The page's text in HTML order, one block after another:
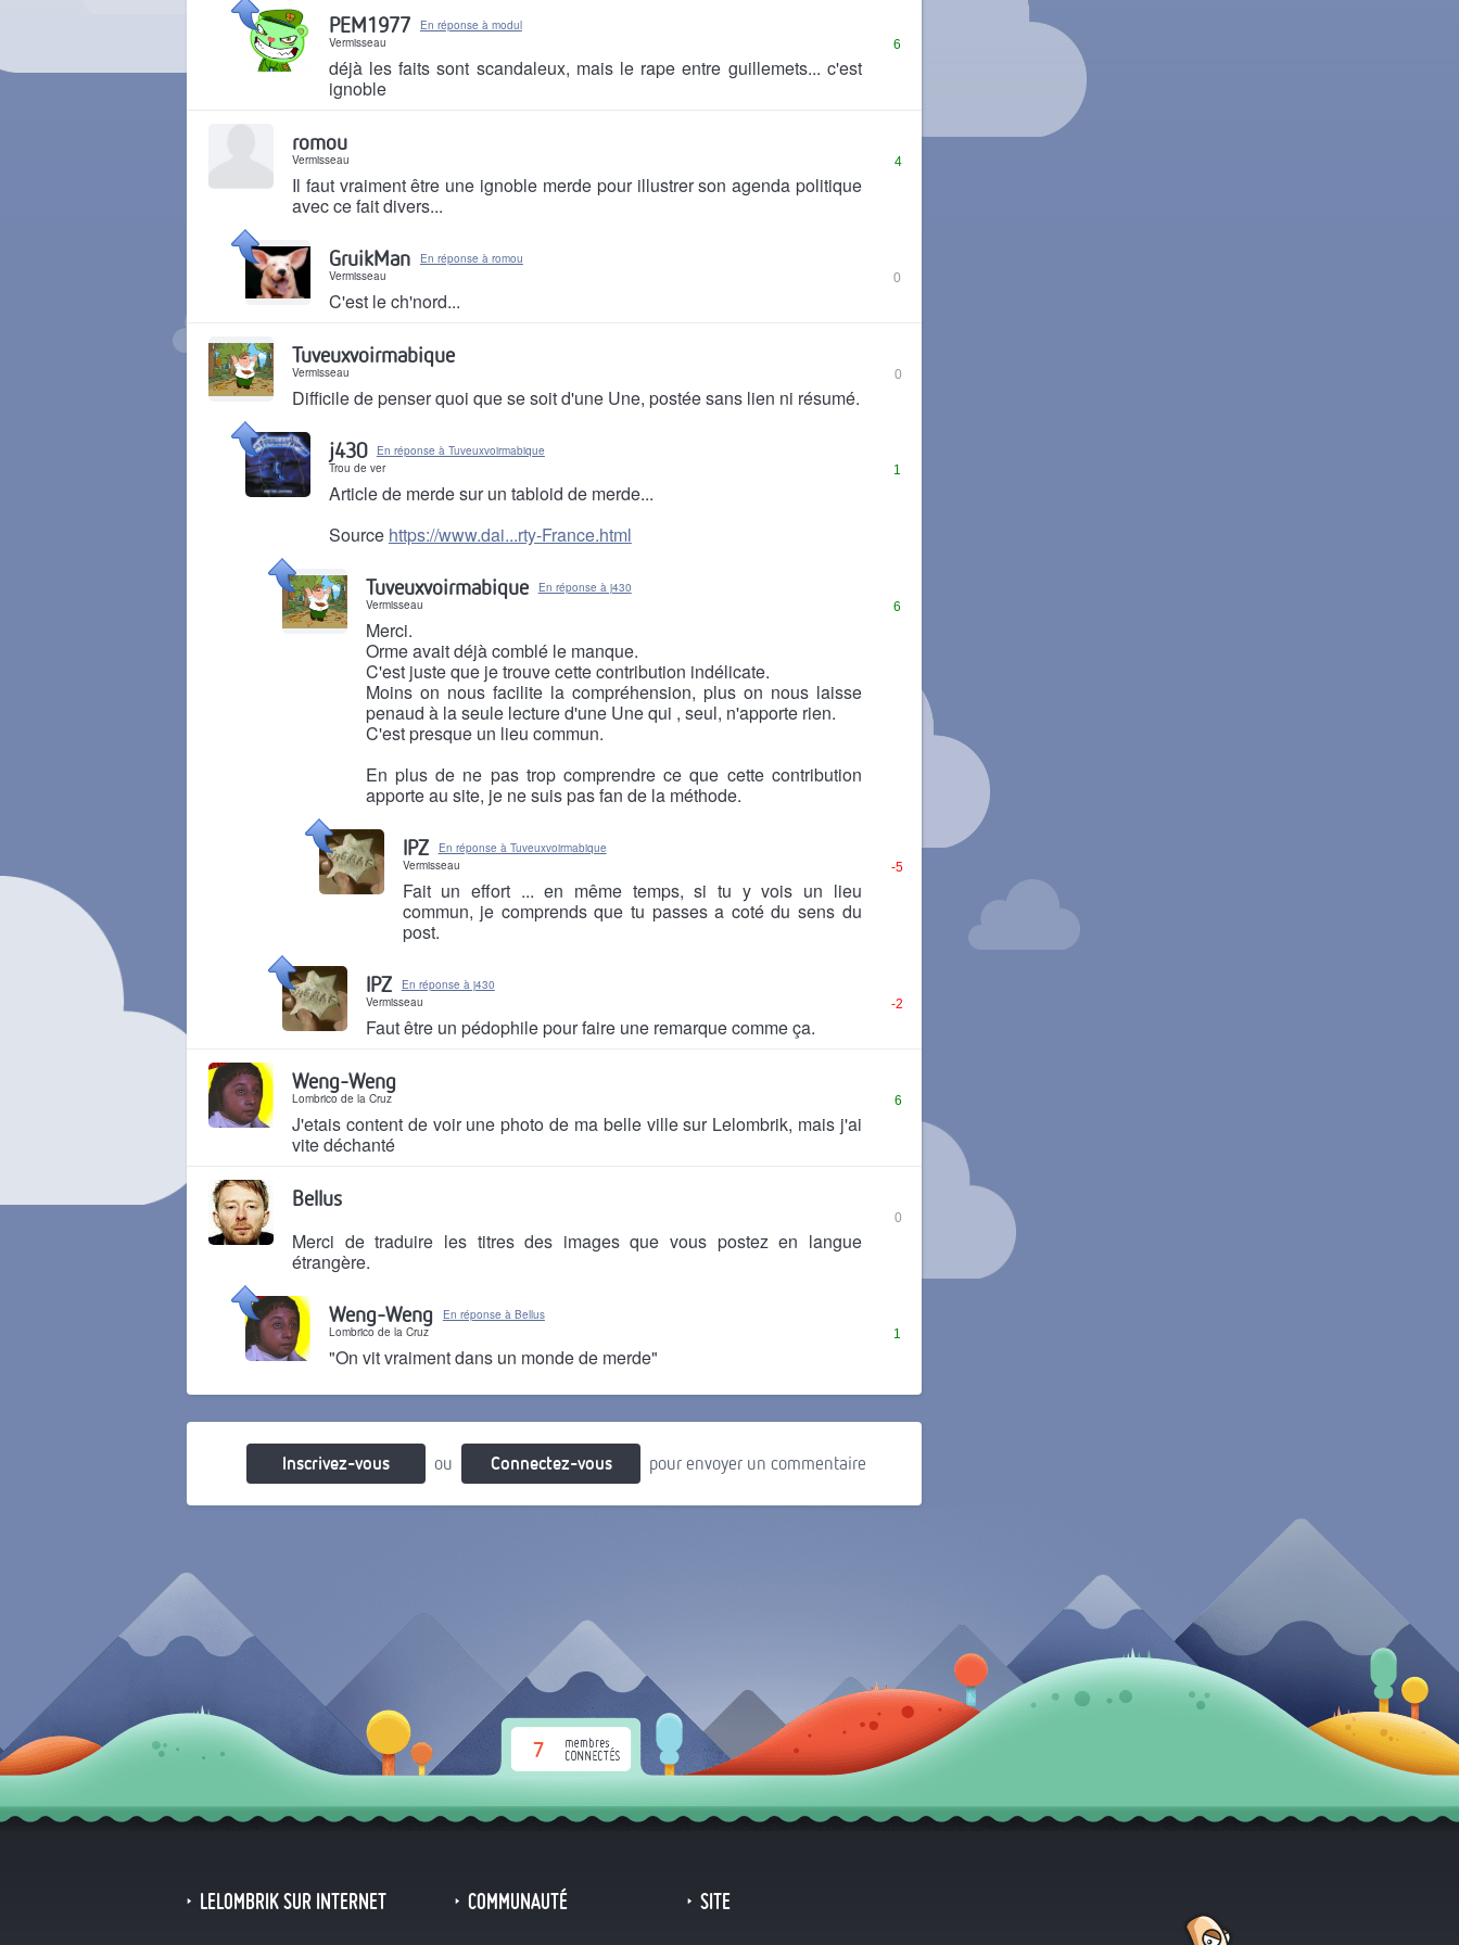
Il y a 7 mois
6
PEM1977
En réponse à modul
Vermisseau
déjà les faits sont scandaleux, mais le rape entre guillemets... c'est
ignoble
4
romou
Vermisseau
Il faut vraiment être une ignoble merde pour illustrer son agenda politique
avec ce fait divers...
Il y a 7 mois
0
GruikMan
En réponse à romou
Vermisseau
C'est le ch'nord...
0
Tuveuxvoirmabique
Vermisseau
Difficile de penser quoi que se soit d'une Une, postée sans lien ni résumé.
Il y a 7 mois
1
j430
En réponse à Tuveuxvoirmabique
Trou de ver
Article de merde sur un tabloid de merde...
Source https://www.dai...rty-France.html
Il y a 7 mois
6
Tuveuxvoirmabique
En réponse à j430
Vermisseau
Merci.
Orme avait déjà comblé le manque.
C'est juste que je trouve cette contribution indélicate.
Moins on nous facilite la compréhension, plus on nous laisse
penaud à la seule lecture d'une Une qui , seul, n'apporte rien.
C'est presque un lieu commun.
En plus de ne pas trop comprendre ce que cette contribution
apporte au site, je ne suis pas fan de la méthode.
Il y a 7 mois
-5
IPZ
En réponse à Tuveuxvoirmabique
Vermisseau
Fait un effort ... en même temps, si tu y vois un lieu
commun, je comprends que tu passes a coté du sens du
post.
Il y a 7 mois
-2
IPZ
En réponse à j430
Vermisseau
Faut être un pédophile pour faire une remarque comme ça.
6
Weng-Weng
Lombrico de la Cruz
J'etais content de voir une photo de ma belle ville sur Lelombrik, mais j'ai
vite déchanté
0
Bellus
Merci de traduire les titres des images que vous postez en langue
étrangère.
Il y a 7 mois
1
Weng-Weng
En réponse à Bellus
Lombrico de la Cruz
"On vit vraiment dans un monde de merde"
Inscrivez-vous ou Connectez-vous pour envoyer un commentaire
7
LELOMBRIK SUR INTERNET COMMUNAUTÉ SITE